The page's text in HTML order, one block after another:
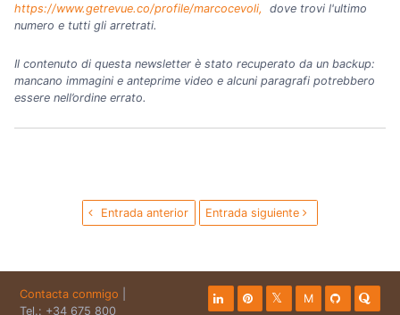
https://www.getrevue.co/profile/marcocevoli,
dove trovi l'ultimo
numero e tutti gli arretrati.
Il contenuto di questa newsletter è stato recuperato da un backup:
mancano immagini e anteprime video e alcuni paragrafi potrebbero
essere nell’ordine errato.
Entrada anterior Entrada siguiente
Contacta conmigo
Tel.: +34 675 800
M